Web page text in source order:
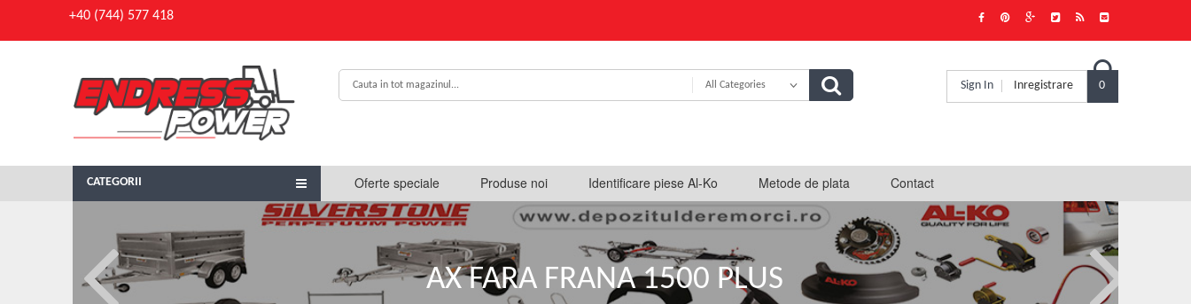
+40 (744) 577 418
All Categories

0
Sign In Inregistrare
Oferte speciale Produse noi Identificare piese Al-Ko Metode de plata Contact
CATEGORII
AX FARA FRANA 1500 PLUS